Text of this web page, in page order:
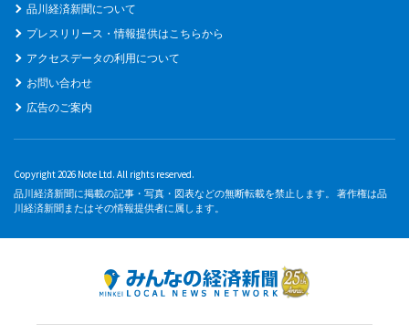
品川経済新聞について
プレスリリース・情報提供はこちらから
アクセスデータの利用について
お問い合わせ
広告のご案内
Copyright 2026 Note Ltd. All rights reserved.
品川経済新聞に掲載の記事・写真・図表などの無断転載を禁止します。 著作権は品
川経済新聞またはその情報提供者に属します。